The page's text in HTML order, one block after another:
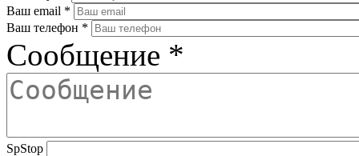
Ваш email *
Ваш телефон *
Сообщение *
SpStop